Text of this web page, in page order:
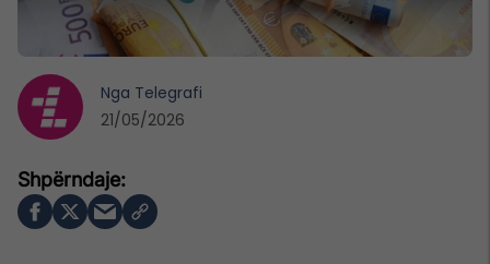
Nga Telegrafi
21/05/2026